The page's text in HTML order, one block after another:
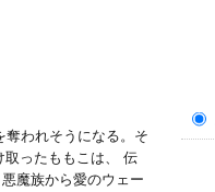
奪われそうになる。そ
取ったももこは、 伝
魔族から愛のウェー